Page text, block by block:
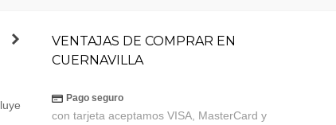
VENTAJAS DE COMPRAR EN
CUERNAVILLA
Pago seguro
con tarjeta aceptamos VISA, MasterCard y